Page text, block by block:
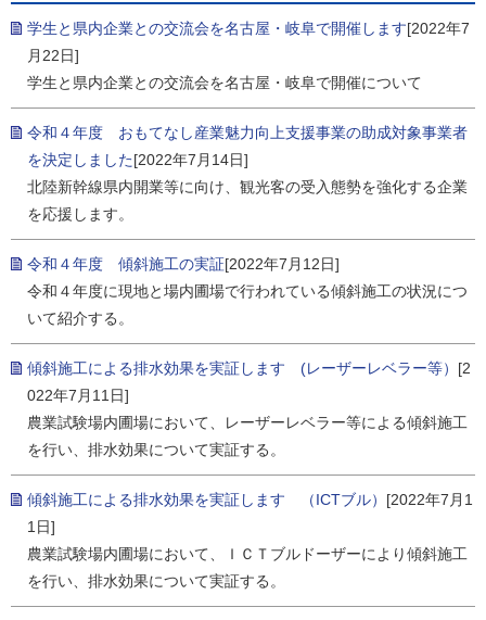
学生と県内企業との交流会を名古屋・岐阜で開催します[2022年7
月22日]
学生と県内企業との交流会を名古屋・岐阜で開催について
令和４年度 おもてなし産業魅力向上支援事業の助成対象事業者
を決定しました[2022年7月14日]
北陸新幹線県内開業等に向け、観光客の受入態勢を強化する企業
を応援します。
令和４年度 傾斜施工の実証[2022年7月12日]
令和４年度に現地と場内圃場で行われている傾斜施工の状況につ
いて紹介する。
傾斜施工による排水効果を実証します (レーザーレベラー等） [2
022年7月11日]
農業試験場内圃場において、レーザーレベラー等による傾斜施工
を行い、排水効果について実証する。
傾斜施工による排水効果を実証します （ICTブル） [2022年7月1
1日]
農業試験場内圃場において、ＩＣＴブルドーザーにより傾斜施工
を行い、排水効果について実証する。